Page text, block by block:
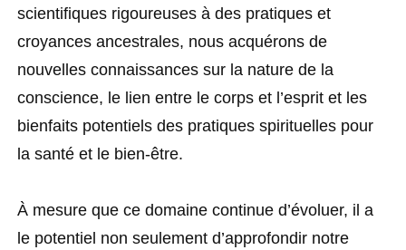
scientifiques rigoureuses à des pratiques et
croyances ancestrales, nous acquérons de
nouvelles connaissances sur la nature de la
conscience, le lien entre le corps et l’esprit et les
bienfaits potentiels des pratiques spirituelles pour
la santé et le bien-être.
À mesure que ce domaine continue d’évoluer, il a
le potentiel non seulement d’approfondir notre